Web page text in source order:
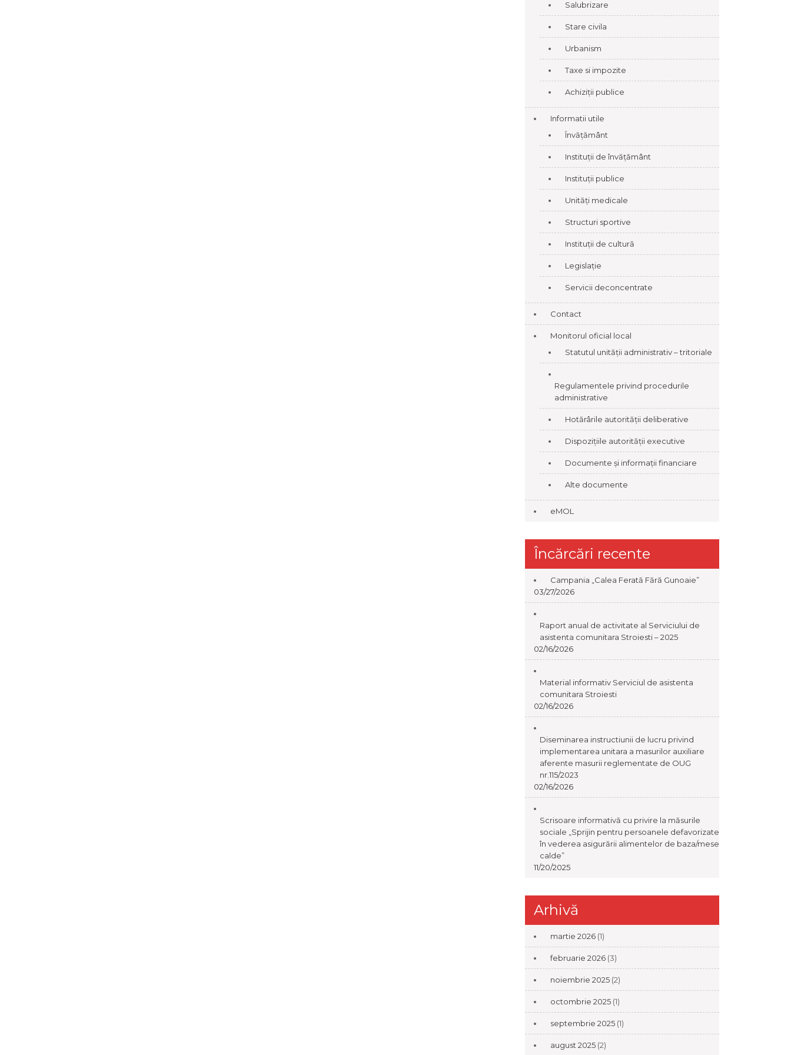
Salubrizare
Stare civila
Urbanism
Taxe si impozite
Achiziții publice
Informatii utile
Învățământ
Instituții de învățământ
Instituții publice
Unități medicale
Structuri sportive
Instituții de cultură
Legislație
Servicii deconcentrate
Contact
Monitorul oficial local
Statutul unității administrativ – tritoriale
Regulamentele privind procedurile
administrative
Hotărârile autorității deliberative
Dispozițiile autorității executive
Documente și informații financiare
Alte documente
eMOL
Încărcări recente
Campania „Calea Ferată Fără Gunoaie”
03/27/2026
Raport anual de activitate al Serviciului de
asistenta comunitara Stroiesti – 2025
02/16/2026
Material informativ Serviciul de asistenta
comunitara Stroiesti
02/16/2026
Diseminarea instructiunii de lucru privind
implementarea unitara a masurilor auxiliare
aferente masurii reglementate de OUG
nr.115/2023
02/16/2026
Scrisoare informativă cu privire la măsurile
sociale „Sprijin pentru persoanele defavorizate
în vederea asigurării alimentelor de baza/mese
calde”
11/20/2025
Arhivă
martie 2026 (1)
februarie 2026 (3)
noiembrie 2025 (2)
octombrie 2025 (1)
septembrie 2025 (1)
august 2025 (2)